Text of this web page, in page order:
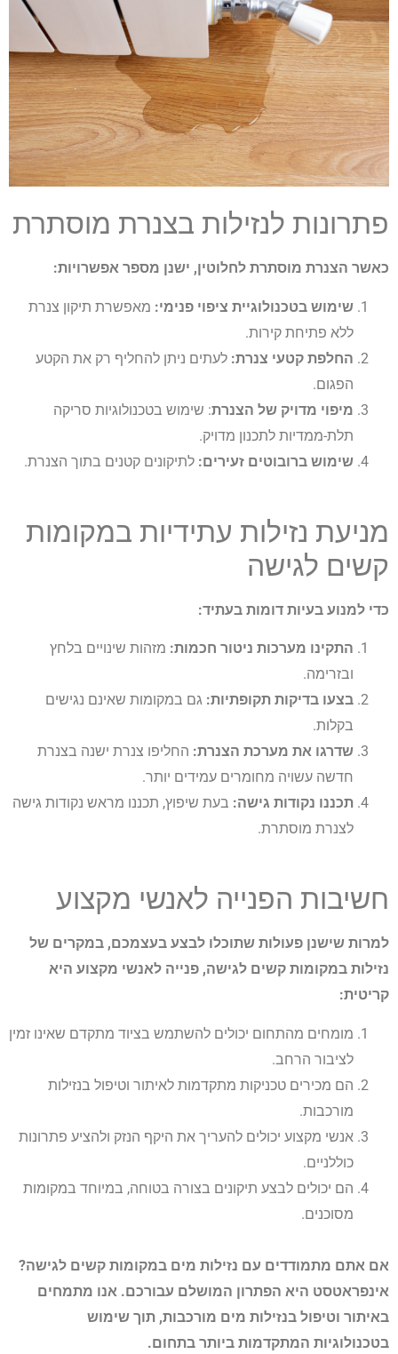
פתרונות לנזילות בצנרת מוסתרת
כאשר הצנרת מוסתרת לחלוטין, ישנן מספר אפשרויות:
שימוש בטכנולוגיית ציפוי פנימי: מאפשרת תיקון צנרת
ללא פתיחת קירות.
החלפת קטעי צנרת: לעתים ניתן להחליף רק את הקטע
הפגום.
מיפוי מדויק של הצנרת: שימוש בטכנולוגיות סריקה
תלת-ממדיות לתכנון מדויק.
שימוש ברובוטים זעירים: לתיקונים קטנים בתוך הצנרת.
מניעת נזילות עתידיות במקומות
קשים לגישה
כדי למנוע בעיות דומות בעתיד:
התקינו מערכות ניטור חכמות: מזהות שינויים בלחץ
ובזרימה.
בצעו בדיקות תקופתיות: גם במקומות שאינם נגישים
בקלות.
שדרגו את מערכת הצנרת: החליפו צנרת ישנה בצנרת
חדשה עשויה מחומרים עמידים יותר.
תכננו נקודות גישה: בעת שיפוץ, תכננו מראש נקודות גישה
לצנרת מוסתרת.
חשיבות הפנייה לאנשי מקצוע
למרות שישנן פעולות שתוכלו לבצע בעצמכם, במקרים של
נזילות במקומות קשים לגישה, פנייה לאנשי מקצוע היא
קריטית:
מומחים מהתחום יכולים להשתמש בציוד מתקדם שאינו זמין
לציבור הרחב.
הם מכירים טכניקות מתקדמות לאיתור וטיפול בנזילות
מורכבות.
אנשי מקצוע יכולים להעריך את היקף הנזק ולהציע פתרונות
כוללניים.
הם יכולים לבצע תיקונים בצורה בטוחה, במיוחד במקומות
מסוכנים.
אם אתם מתמודדים עם נזילות מים במקומות קשים לגישה?
אינפראטסט היא הפתרון המושלם עבורכם. אנו מתמחים
באיתור וטיפול בנזילות מים מורכבות, תוך שימוש
בטכנולוגיות המתקדמות ביותר בתחום.